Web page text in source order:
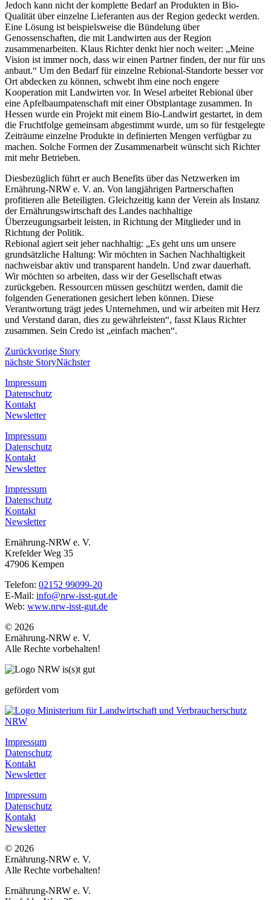
Jedoch kann nicht der komplette Bedarf an Produkten in Bio-
Qualität über einzelne Lieferanten aus der Region gedeckt werden.
Eine Lösung ist beispielsweise die Bündelung über
Genossenschaften, die mit Landwirten aus der Region
zusammenarbeiten. Klaus Richter denkt hier noch weiter: „Meine
Vision ist immer noch, dass wir einen Partner finden, der nur für uns
anbaut.“ Um den Bedarf für einzelne Rebional-Standorte besser vor
Ort abdecken zu können, schwebt ihm eine noch engere
Kooperation mit Landwirten vor. In Wesel arbeitet Rebional über
eine Apfelbaumpatenschaft mit einer Obstplantage zusammen. In
Hessen wurde ein Projekt mit einem Bio-Landwirt gestartet, in dem
die Fruchtfolge gemeinsam abgestimmt wurde, um so für festgelegte
Zeiträume einzelne Produkte in definierten Mengen verfügbar zu
machen. Solche Formen der Zusammenarbeit wünscht sich Richter
mit mehr Betrieben.
Diesbezüglich führt er auch Benefits über das Netzwerken im
Ernährung-NRW e. V. an. Von langjährigen Partnerschaften
profitieren alle Beteiligten. Gleichzeitig kann der Verein als Instanz
der Ernährungswirtschaft des Landes nachhaltige
Überzeugungsarbeit leisten, in Richtung der Mitglieder und in
Richtung der Politik.
Rebional agiert seit jeher nachhaltig: „Es geht uns um unsere
grundsätzliche Haltung: Wir möchten in Sachen Nachhaltigkeit
nachweisbar aktiv und transparent handeln. Und zwar dauerhaft.
Wir möchten so arbeiten, dass wir der Gesellschaft etwas
zurückgeben. Ressourcen müssen geschützt werden, damit die
folgenden Generationen gesichert leben können. Diese
Verantwortung trägt jedes Unternehmen, und wir arbeiten mit Herz
und Verstand daran, dies zu gewährleisten“, fasst Klaus Richter
zusammen. Sein Credo ist „einfach machen“.
Zurückvorige Story
nächste StoryNächster
Impressum
Datenschutz
Kontakt
Newsletter
Impressum
Datenschutz
Kontakt
Newsletter
Impressum
Datenschutz
Kontakt
Newsletter
Ernährung-NRW e. V.
Krefelder Weg 35
47906 Kempen
Telefon: 02152 99099-20
E-Mail: info@nrw-isst-gut.de
Web: www.nrw-isst-gut.de
© 2026
Ernährung-NRW e. V.
Alle Rechte vorbehalten!
gefördert vom
Impressum
Datenschutz
Kontakt
Newsletter
Impressum
Datenschutz
Kontakt
Newsletter
© 2026
Ernährung-NRW e. V.
Alle Rechte vorbehalten!
Ernährung-NRW e. V.